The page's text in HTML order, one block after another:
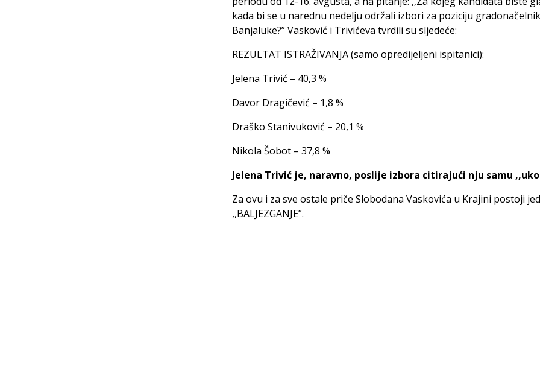
kada bi se u narednu nedelju održali izbori za poziciju gradonačelnik
Banjaluke?” Vasković i Trivićeva tvrdili su sljedeće:
REZULTAT ISTRAŽIVANJA (samo opredijeljeni ispitanici):
Jelena Trivić – 40,3 %
Davor Dragičević – 1,8 %
Draško Stanivuković – 20,1 %
Nikola Šobot – 37,8 %
Jelena Trivić je, naravno, poslije izbora citirajući nju samu
Za ovu i za sve ostale priče Slobodana Vaskovića u Krajini postoji
,,BALJEZGANJE”.